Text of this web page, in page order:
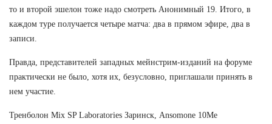
то и второй эшелон тоже надо смотреть Анонимный 19. Итого, в
каждом туре получается четыре матча: два в прямом эфире, два в
записи.
Правда, представителей западных мейнстрим-изданий на форуме
практически не было, хотя их, безусловно, приглашали принять в
нем участие.
Тренболон Mix SP Laboratories Заринск, Ansomone 10Me